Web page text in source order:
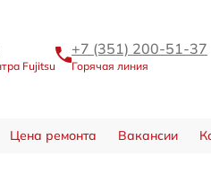
Fujitsu
+7 (351) 200-51-37
Горячая линия
Цена ремонта Вакансии